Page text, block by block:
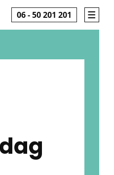
06 - 50 201 201